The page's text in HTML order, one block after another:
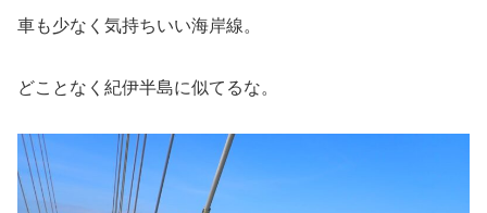
車も少なく気持ちいい海岸線。
どことなく紀伊半島に似てるな。